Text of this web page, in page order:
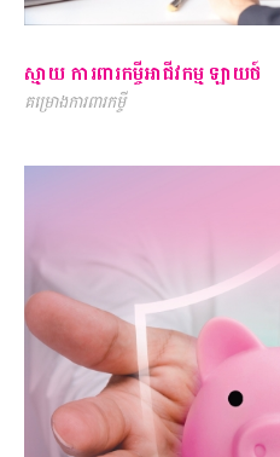
ស្មាយ ការពារកម្ចីអាជីវកម្ម ឡាយថ៍
គម្រោងការពារកម្ចី